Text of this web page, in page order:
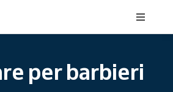
per barbieri